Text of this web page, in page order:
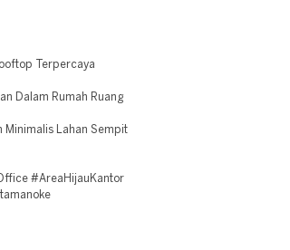
Terpercaya
Dalam Rumah Ruang
Minimalis Lahan Sempit
#AreaHijauKantor